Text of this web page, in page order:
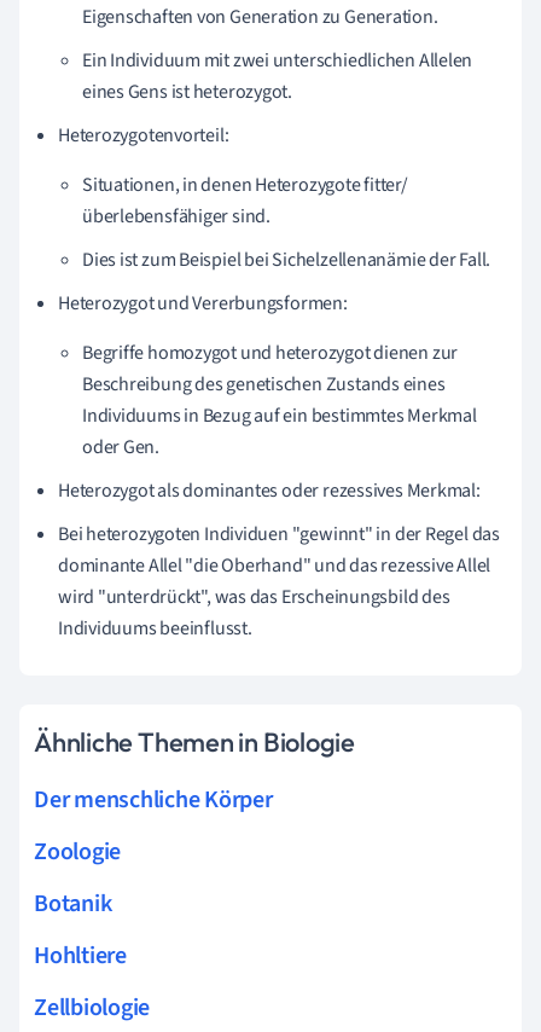
Eigenschaften von Generation zu Generation.
Ein Individuum mit zwei unterschiedlichen Allelen
eines Gens ist heterozygot.
Heterozygotenvorteil:
Situationen, in denen Heterozygote fitter/
überlebensfähiger sind.
Dies ist zum Beispiel bei Sichelzellenanämie der Fall.
Heterozygot und Vererbungsformen:
Begriffe homozygot und heterozygot dienen zur
Beschreibung des genetischen Zustands eines
Individuums in Bezug auf ein bestimmtes Merkmal
oder Gen.
Heterozygot als dominantes oder rezessives Merkmal:
Bei heterozygoten Individuen "gewinnt" in der Regel das
dominante Allel "die Oberhand" und das rezessive Allel
wird "unterdrückt", was das Erscheinungsbild des
Individuums beeinflusst.
Ähnliche Themen in Biologie
Der menschliche Körper
Zoologie
Botanik
Hohltiere
Zellbiologie